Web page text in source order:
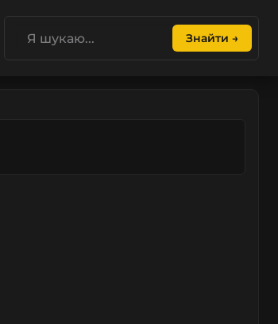
Знайти →